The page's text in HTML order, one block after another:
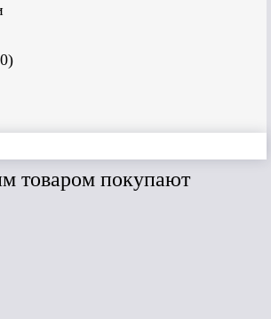
0)
товаром покупают